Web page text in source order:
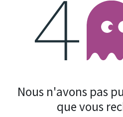
Erreur 404
Nous n'avons pas
que vous